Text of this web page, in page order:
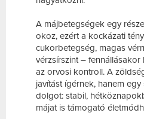
A májbetegségek egy
okoz, ezért a kockázati
cukorbetegség, magas
vérzsírszint –
az orvosi kontroll. A
javítást ígérnek, hanem
dolgot: stabil,
májat is támogató